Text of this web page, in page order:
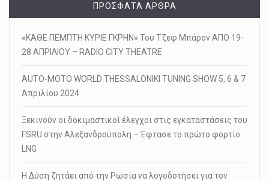
ΠΡΌΣΦΑΤΑ ΆΡΘΡΑ
«ΚΑΘΕ ΠΕΜΠΤΗ ΚΥΡΙΕ ΓΚΡΗΝ» Του Τζεφ Μπάρον ΑΠΟ 19-
28 ΑΠΡΙΛΙΟΥ – RADIO CITY THEATRE
AUTO-MOTO WORLD THESSALONIKI TUNING SHOW 5, 6 & 7
Απριλίου 2024
Ξεκινούν οι δοκιμαστικοί έλεγχοι στις εγκαταστάσεις του
FSRU στην Αλεξανδρούπολη – Έφτασε το πρώτο φορτίο
LNG
Η Δύση ζητάει από την Ρωσία να λογοδοτήσει για τον